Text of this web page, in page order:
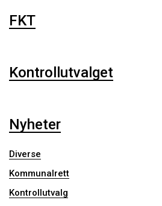
FKT
Kontrollutvalget
Nyheter
Diverse
Kommunalrett
Kontrollutvalg